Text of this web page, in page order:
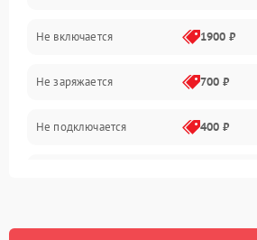
Механические повреждения
Не включается 1900 ₽
Не заряжается 700 ₽
Не подключается 400 ₽